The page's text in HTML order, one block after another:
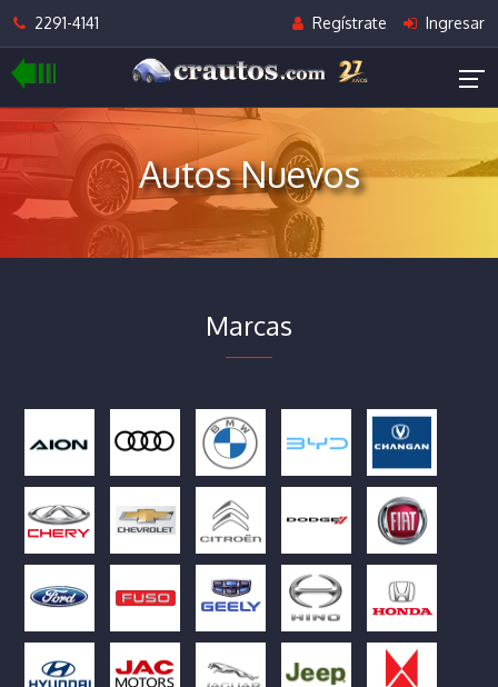
2291-4141 Regístrate Ingresar
Autos Nuevos
Marcas